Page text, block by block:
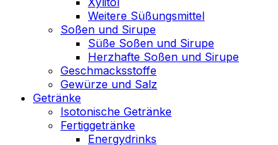
Weitere Süßungsmittel
Soßen und Sirupe
Süße Soßen und Sirupe
Herzhafte Soßen und Sirupe
Geschmacksstoffe
Gewürze und Salz
Getränke
Isotonische Getränke
Fertiggetränke
Energydrinks